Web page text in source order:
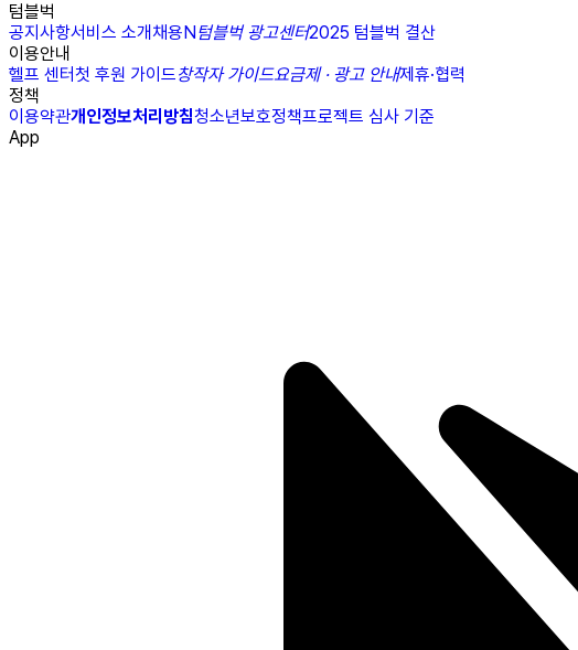
텀블벅
공지사항서비스 소개채용N텀블벅 광고센터2025 텀블벅 결산
이용안내
헬프 센터첫 후원 가이드창작자 가이드요금제 · 광고 안내제휴·협력
정책
이용약관개인정보처리방침청소년보호정책프로젝트 심사 기준
App